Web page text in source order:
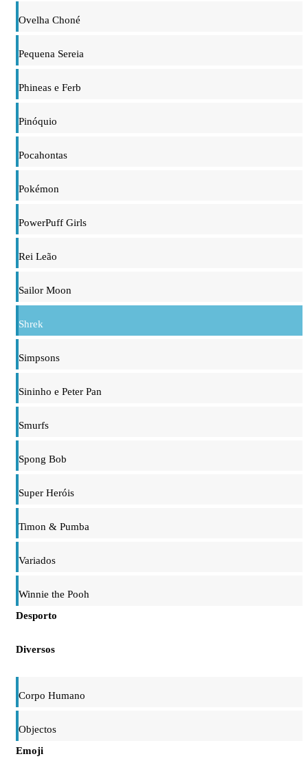
Ovelha Choné
Pequena Sereia
Phineas e Ferb
Pinóquio
Pocahontas
Pokémon
PowerPuff Girls
Rei Leão
Sailor Moon
Shrek
Simpsons
Sininho e Peter Pan
Smurfs
Spong Bob
Super Heróis
Timon & Pumba
Variados
Winnie the Pooh
Desporto
Diversos
Corpo Humano
Objectos
Emoji